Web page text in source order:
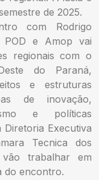
de 2025.
com Rodrigo
POD e Amop vai
regionais com o
do Paraná,
e estruturas
de inovação,
e políticas
Executiva
Tecnica dos
trabalhar em
do encontro.